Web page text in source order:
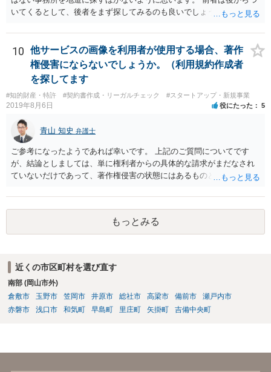
いてくるとして、後者をまず探してみるのも良いでしょう。
10
他サービスの画像を利用者が使用する場合、著作
権侵害にならないでしょうか。（利用規約作成者
を探してます
#知的財産・特許 #契約書作成・リーガルチェック #スタートアップ・新規事業
2019年8月6日 役にたった 5
青山 知史 弁護士
ご参考になったようであれば幸いです。 上記のご質問についてです
が、結論としましては、単に権利者からの具体的な請求がまだなされ
ていないだけであって、著作権侵害の状態にはあるものと思慮いたし
ンテンツの投稿については、適法か否かも含め、投稿者で自己責任で
行うものとし、サイトとしては責任を持たない旨の規定がなされてい
ることがあります。 利用者も多いため、サイトとして投稿画像等のチ
ェックは行えないことから、自己責任で判断して行動するように求め
ような画像もそのまま投稿されてしまい、結果として、権利者から削
除や損害賠償等の請求がなされるまで、事実上、その投稿状態が残っ
たままになっているものと思われます。 こうした無断転載の件数は多
く、また、本人の特定にも時間や費用がかかることから、全ての無断
いてきた場合には、こうした無断転載をしていると、権利侵害の責任
もっとみる
近くの市区町村を選び直す
南部 (岡山市外)
倉敷市
玉野市 笠岡市 井原市 総社市 高梁市 備前市
瀬戸内市
赤磐市
浅口市 和気町 早島町 里庄町 矢掛町 吉備中央町